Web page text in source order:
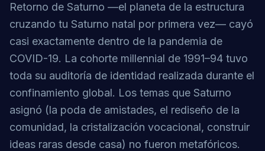
Retorno de Saturno —el planeta de la estructura
cruzando tu Saturno natal por primera vez— cayó
casi exactamente dentro de la pandemia de
COVID-19. La cohorte millennial de 1991–94 tuvo
toda su auditoría de identidad realizada durante el
confinamiento global. Los temas que Saturno
asignó (la poda de amistades, el rediseño de la
comunidad, la cristalización vocacional, construir
ideas raras desde casa) no fueron metafóricos.